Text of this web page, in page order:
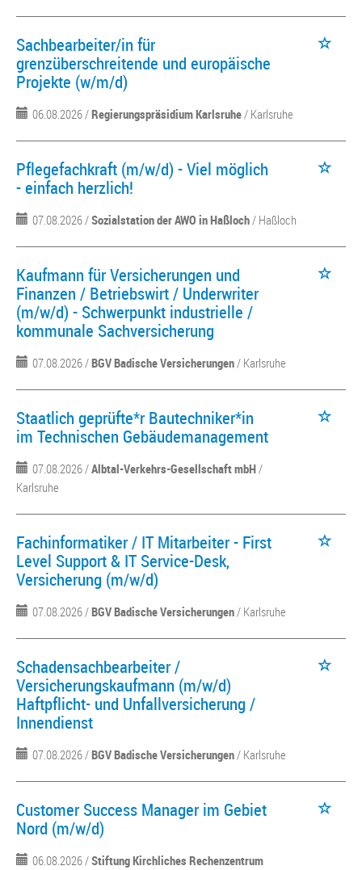
Sachbearbeiter/in für
grenzüberschreitende und europäische
Projekte (w/m/d)
06.08.2026 /Regierungspräsidium Karlsruhe/ Karlsruhe
Pflegefachkraft (m/w/d) - Viel möglich
- einfach herzlich!
07.08.2026 /Sozialstation der AWO in Haßloch/ Haßloch
Kaufmann für Versicherungen und
Finanzen / Betriebswirt / Underwriter
(m/w/d) - Schwerpunkt industrielle /
kommunale Sachversicherung
07.08.2026 /BGV Badische Versicherungen/ Karlsruhe
Staatlich geprüfte*r Bautechniker*in
im Technischen Gebäudemanagement
07.08.2026 /Albtal-Verkehrs-Gesellschaft mbH/
Karlsruhe
Fachinformatiker / IT Mitarbeiter - First
Level Support & IT Service-Desk,
Versicherung (m/w/d)
07.08.2026 /BGV Badische Versicherungen/ Karlsruhe
Schadensachbearbeiter /
Versicherungskaufmann (m/w/d)
Haftpflicht- und Unfallversicherung /
Innendienst
07.08.2026 /BGV Badische Versicherungen/ Karlsruhe
Customer Success Manager im Gebiet
Nord (m/w/d)
06.08.2026 /Stiftung Kirchliches Rechenzentrum